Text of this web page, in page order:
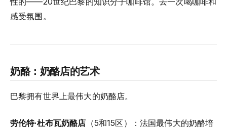
感受氛围。
奶酪：奶酪店的艺术
巴黎拥有世界上最伟大的奶酪店。
劳伦特·杜布瓦奶酪店 （5和15区）：法国最伟大的奶酪培